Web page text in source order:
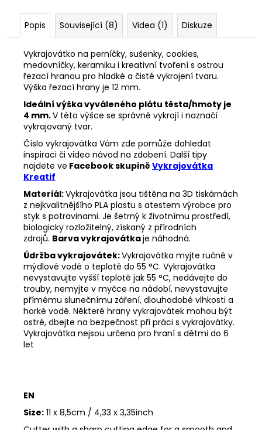
Popis Související (8) Videa (1) Diskuze
Vykrajovátko na perníčky, sušenky, cookies,
medovníčky, keramiku i kreativní tvoření s ostrou
řezací hranou pro hladké a čisté vykrojení tvaru.
Výška řezací hrany je 12 mm.
Ideální výška vyváleného plátu těsta/hmoty je
4 mm.V této výšce se správně vykrojí i naznačí
vykrajovaný tvar.
Číslo vykrajovátka Vám zde pomůže dohledat
inspiraci či video návod na zdobení. Další tipy
najdete ve Facebook skupině Vykrajovátka
Kreatif
Materiál:Vykrajovátka jsou tištěna na 3D tiskárnách
z nejkvalitnějšího PLA plastu s atestem výrobce pro
styk s potravinami. Je šetrný k životnímu prostředí,
biologicky rozložitelný, získaný z přírodních
zdrojů. Barva vykrajovátkaje náhodná.
Údržba vykrajovátek:Vykrajovátka myjte ručně v
mýdlové vodě o teplotě do 55 °C. Vykrajovátka
nevystavujte vyšší teplotě jak 55 °C, nedávejte do
trouby, nemyjte v myčce na nádobí, nevystavujte
přímému slunečnímu záření, dlouhodobé vlhkosti a
horké vodě. Některé hrany vykrajovátek mohou být
ostré, dbejte na bezpečnost při práci s vykrajovátky.
Vykrajovátka nejsou určena pro hraní s dětmi do 6
let
EN
Size: 11 x 8,5cm / 4,33 x 3,35inch
MIKULÁŠ
SET
#347
74
Kč